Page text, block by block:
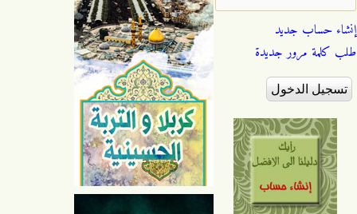
إنشاء حساب جديد
طلب كلمة مرور جديدة